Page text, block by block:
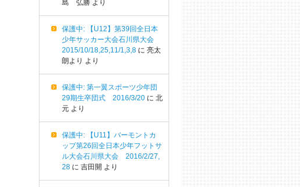
島 弘勝 より
保護中: 【U12】第39回全日本
少年サッカー大会石川県大会
2015/10/18,25,11/1,3,8 に 亮太
朗より より
保護中: 第一翼スポーツ少年団
29期生卒団式 2016/3/20 に 北
元 より
保護中: 【U11】バーモントカ
ップ第26回全日本少年フットサ
ル大会石川県大会 2016/2/27,
28 に 吉田開 より